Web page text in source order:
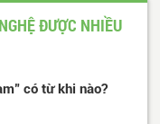
cuối
ĐƯỢC NHIỀU
có từ khi nào?